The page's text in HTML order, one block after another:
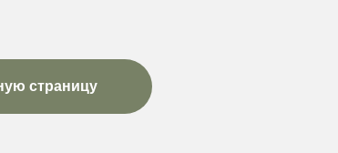
страницу